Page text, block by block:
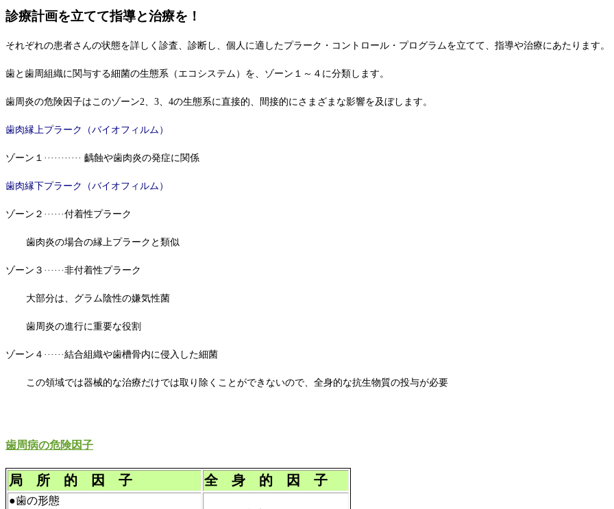
診療計画を立てて指導と治療を！
それぞれの患者さんの状態を詳しく診査、診断し、個人に適したプラーク・コントロール・プログラムを立てて、指導や治療にあたります。
歯と歯周組織に関与する細菌の生態系（エコシステム）を、ゾーン１～４に分類します。
歯周炎の危険因子はこのゾーン2、3、4の生態系に直接的、間接的にさまざまな影響を及ぼします。
歯肉縁上プラーク（バイオフィルム）
ゾーン１··········· 齲蝕や歯肉炎の発症に関係
歯肉縁下プラーク（バイオフィルム）
ゾーン２······付着性プラーク
歯肉炎の場合の縁上プラークと類似
ゾーン３······非付着性プラーク
大部分は、グラム陰性の嫌気性菌
歯周炎の進行に重要な役割
ゾーン４······結合組織や歯槽骨内に侵入した細菌
この領域では器械的な治療だけでは取り除くことができないので、全身的な抗生物質の投与が必要
歯周病の危険因子
局 所 的 因 子 全 身 的 因 子
●歯の形態